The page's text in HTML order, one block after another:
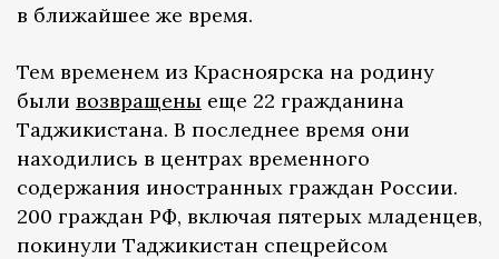
в ближайшее же время.
Тем временем из Красноярска на родину
были возвращены еще 22 гражданина
Таджикистана. В последнее время они
находились в центрах временного
содержания иностранных граждан России.
200 граждан РФ, включая пятерых младенцев,
покинули Таджикистан спецрейсом